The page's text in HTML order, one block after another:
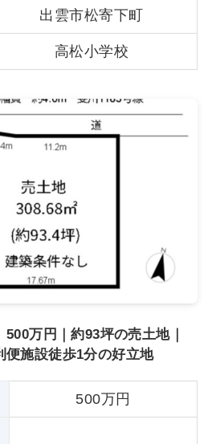
出雲市松寄下町
高松小学校
500万円｜約93坪の売土地｜
便施設徒歩1分の好立地
500万円